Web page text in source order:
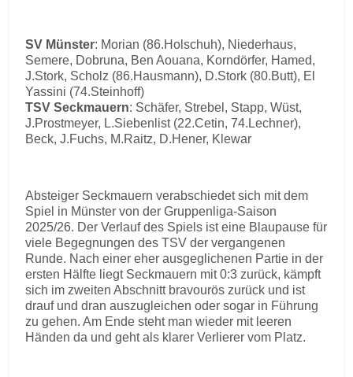
SV Münster: Morian (86.Holschuh), Niederhaus,
Semere, Dobruna, Ben Aouana, Korndörfer, Hamed,
J.Stork, Scholz (86.Hausmann), D.Stork (80.Butt), El
Yassini (74.Steinhoff)
TSV Seckmauern: Schäfer, Strebel, Stapp, Wüst,
J.Prostmeyer, L.Siebenlist (22.Cetin, 74.Lechner),
Beck, J.Fuchs, M.Raitz, D.Hener, Klewar
Absteiger Seckmauern verabschiedet sich mit dem
Spiel in Münster von der Gruppenliga-Saison
2025/26. Der Verlauf des Spiels ist eine Blaupause für
viele Begegnungen des TSV der vergangenen
Runde. Nach einer eher ausgeglichenen Partie in der
ersten Hälfte liegt Seckmauern mit 0:3 zurück, kämpft
sich im zweiten Abschnitt bravourös zurück und ist
drauf und dran auszugleichen oder sogar in Führung
zu gehen. Am Ende steht man wieder mit leeren
Händen da und geht als klarer Verlierer vom Platz.